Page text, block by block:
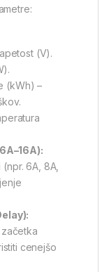
(V).
(kWh) –
6A, 8A,
cenejšo